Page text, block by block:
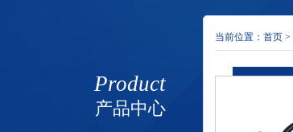
Product
产品中心
当前位置： 首页 >